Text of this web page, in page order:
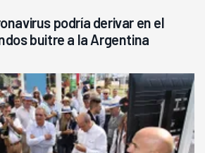
podría derivar en el
buitre a la Argentina